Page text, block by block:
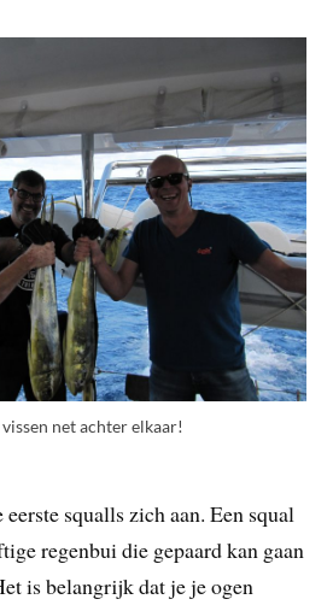
net achter elkaar!
squalls zich aan. Een squal
regenbui die gepaard kan gaan
is belangrijk dat je je ogen